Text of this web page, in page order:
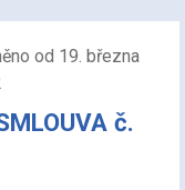
od 19. března
č.